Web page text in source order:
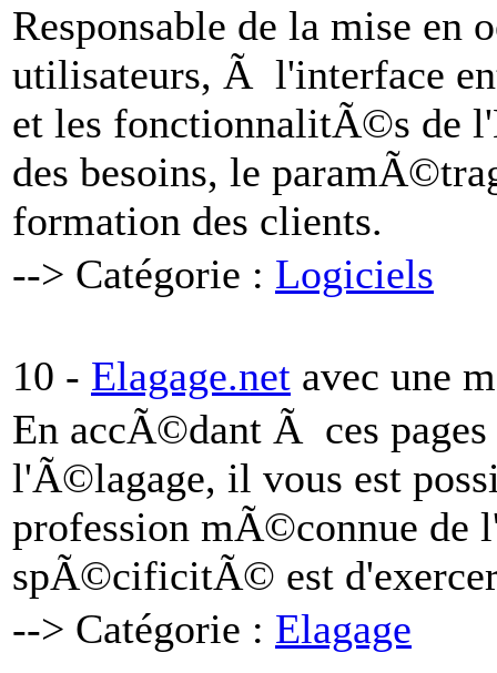
Responsable de la mise en
utilisateurs, Ã l'interface
et les fonctionnalitÃ©s de
des besoins, le
formation des clients.
--> Catégorie : Logiciels
10 - Elagage.net avec une
En accÃ©dant Ã ces
l'Ã©lagage, il vous est
profession mÃ©connue de
spÃ©cificitÃ© est d'exercer
--> Catégorie : Elagage